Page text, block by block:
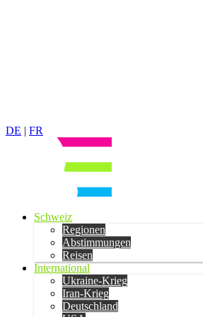
DE | FR
Schweiz
Regionen
Abstimmungen
Reisen
International
Ukraine-Krieg
Iran-Krieg
Deutschland